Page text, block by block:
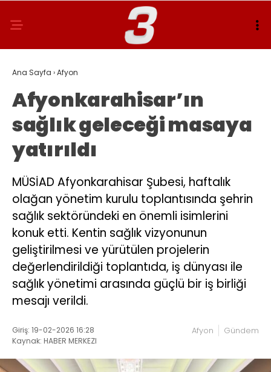
Ana Sayfa ›Afyon
Afyonkarahisar’ın
sağlık geleceği masaya
yatırıldı
MÜSİAD Afyonkarahisar Şubesi, haftalık
olağan yönetim kurulu toplantısında şehrin
sağlık sektöründeki en önemli isimlerini
konuk etti. Kentin sağlık vizyonunun
geliştirilmesi ve yürütülen projelerin
değerlendirildiği toplantıda, iş dünyası ile
sağlık yönetimi arasında güçlü bir iş birliği
mesajı verildi.
Giriş: 19-02-2026 16:28
Kaynak: HABER MERKEZI
Afyon Gündem